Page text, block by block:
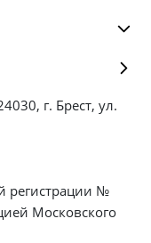
г. Брест, ул.
регистрации №
Московского